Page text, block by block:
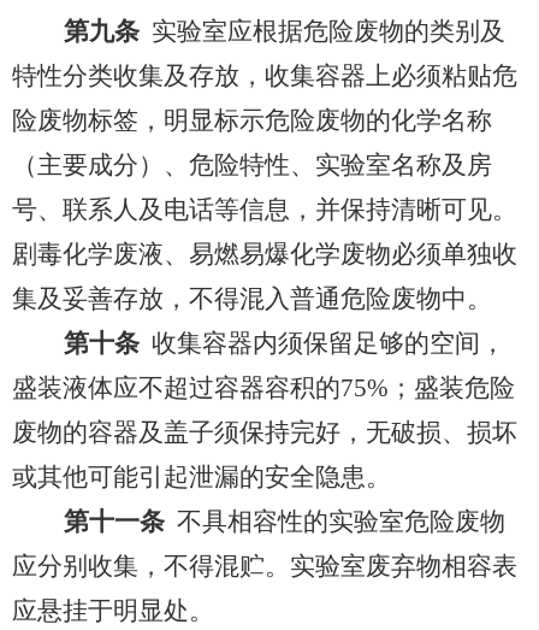
第九条 实验室应根据危险废物的类别及
特性分类收集及存放，收集容器上必须粘贴危
险废物标签，明显标示危险废物的化学名称
（主要成分）、危险特性、实验室名称及房
号、联系人及电话等信息，并保持清晰可见。
剧毒化学废液、易燃易爆化学废物必须单独收
集及妥善存放，不得混入普通危险废物中。
第十条 收集容器内须保留足够的空间，
盛装液体应不超过容器容积的75% ；盛装危险
废物的容器及盖子须保持完好，无破损、损坏
或其他可能引起泄漏的安全隐患。
第十一条 不具相容性的实验室危险废物
应分别收集，不得混贮。实验室废弃物相容表
应悬挂于明显处。